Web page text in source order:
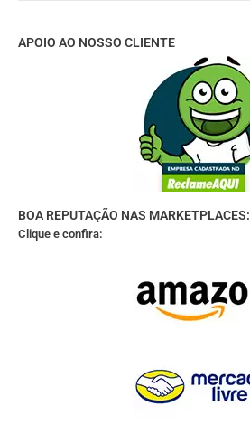
APOIO AO NOSSO CLIENTE
BOA REPUTAÇÃO NAS MARKETPLACES:
Clique e confira: